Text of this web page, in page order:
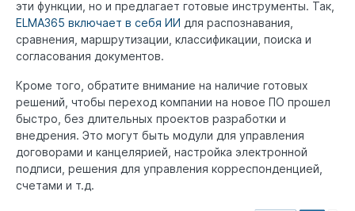
эти функции, но и предлагает готовые инструменты. Так,
ELMA365 включает в себя ИИ для распознавания,
сравнения, маршрутизации, классификации, поиска и
согласования документов.
Кроме того, обратите внимание на наличие готовых
решений, чтобы переход компании на новое ПО прошел
быстро, без длительных проектов разработки и
внедрения. Это могут быть модули для управления
договорами и канцелярией, настройка электронной
подписи, решения для управления корреспонденцией,
счетами и т.д.